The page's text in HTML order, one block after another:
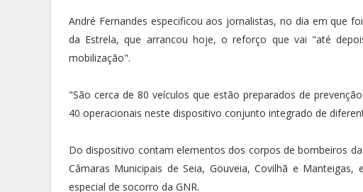
André Fernandes especificou aos jornalistas, no dia em que
da Estrela, que arrancou hoje, o reforço que vai "até
mobilização".
"São cerca de 80 veículos que estão preparados de
40 operacionais neste dispositivo conjunto integrado de
Do dispositivo contam elementos dos corpos de bombeiros
Câmaras Municipais de Seia, Gouveia, Covilhã e
especial de socorro da GNR.